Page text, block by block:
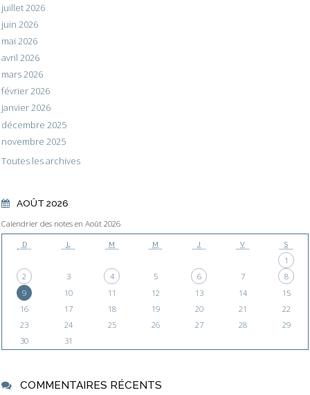
juillet 2026
juin 2026
mai 2026
avril 2026
mars 2026
février 2026
janvier 2026
décembre 2025
novembre 2025
Toutes les archives
AOÛT 2026
Calendrier des notes en Août 2026
D L M M J V S
1
2
3 4 5 6 7
8
9
10 11 12 13 14
15
16
17 18 19 20 21
22
23
24 25 26 27 28
29
30
31
COMMENTAIRES RÉCENTS